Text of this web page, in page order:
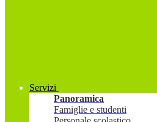
Servizi
Panoramica
Famiglie e studenti